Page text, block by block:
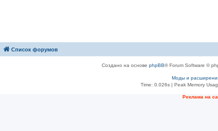
Список форумов
Создано на основе phpBB® Forum Software ©
Моды и
Time: 0.026s| Peak Memory
Рeклама на